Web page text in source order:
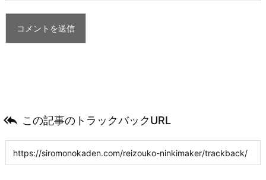
 この記事のトラックバックURL